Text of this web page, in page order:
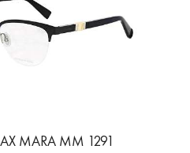
MARA MM 1291